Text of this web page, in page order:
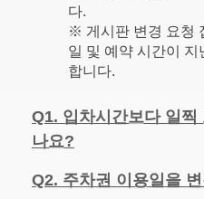
다.
※ 게시판 변경 요청
일 및 예약 시간이
합니다.
Q1. 입차시간보다 일
나요?
Q2. 주차권 이용일을